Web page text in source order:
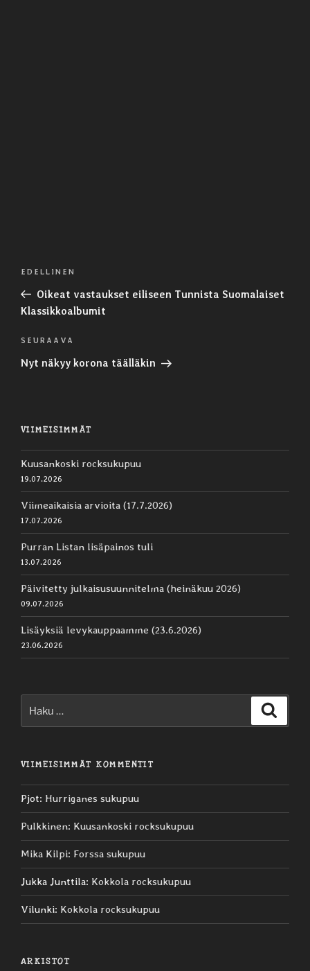
Edellinen
artikkeli
EDELLINEN
Oikeat vastaukset eiliseen Tunnista Suomalaiset
Klassikkoalbumit
Seuraava
artikkeli
SEURAAVA
Nyt näkyy korona täälläkin
VIIMEISIMMÄT
Kuusankoski rocksukupuu
19.07.2026
Viimeaikaisia arvioita (17.7.2026)
17.07.2026
Purran Listan lisäpainos tuli
13.07.2026
Päivitetty julkaisusuunnitelma (heinäkuu 2026)
09.07.2026
Lisäyksiä levykauppaamme (23.6.2026)
23.06.2026
VIIMEISIMMÄT KOMMENTIT
Pjot: Hurriganes sukupuu
Pulkkinen: Kuusankoski rocksukupuu
Mika Kilpi: Forssa sukupuu
Jukka Junttila: Kokkola rocksukupuu
Vilunki: Kokkola rocksukupuu
ARKISTOT